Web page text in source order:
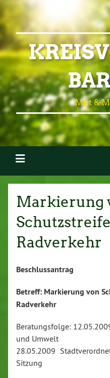
Mut &
Markierung
Radverkehr
Beschlussantrag
Betreff: Markierung von
Radverkehr
Beratungsfolge:
und Umwelt
28.05.2009
Sitzung